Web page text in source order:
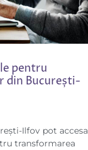
pentru
din București-
Ilfov pot accesa
transformarea